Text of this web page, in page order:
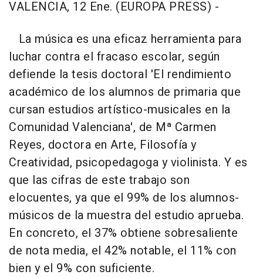
VALENCIA, 12 Ene. (EUROPA PRESS) -
La música es una eficaz herramienta para
luchar contra el fracaso escolar, según
defiende la tesis doctoral 'El rendimiento
académico de los alumnos de primaria que
cursan estudios artístico-musicales en la
Comunidad Valenciana', de Mª Carmen
Reyes, doctora en Arte, Filosofía y
Creatividad, psicopedagoga y violinista. Y es
que las cifras de este trabajo son
elocuentes, ya que el 99% de los alumnos-
músicos de la muestra del estudio aprueba.
En concreto, el 37% obtiene sobresaliente
de nota media, el 42% notable, el 11% con
bien y el 9% con suficiente.